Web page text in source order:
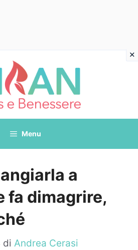
Menu
a
fa dimagrire,
di Andrea Cerasi